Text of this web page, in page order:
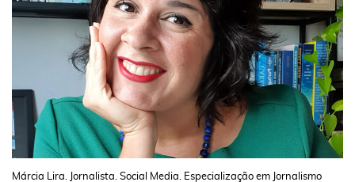
Márcia Lira. Jornalista. Social Media. Especialização em Jornalismo